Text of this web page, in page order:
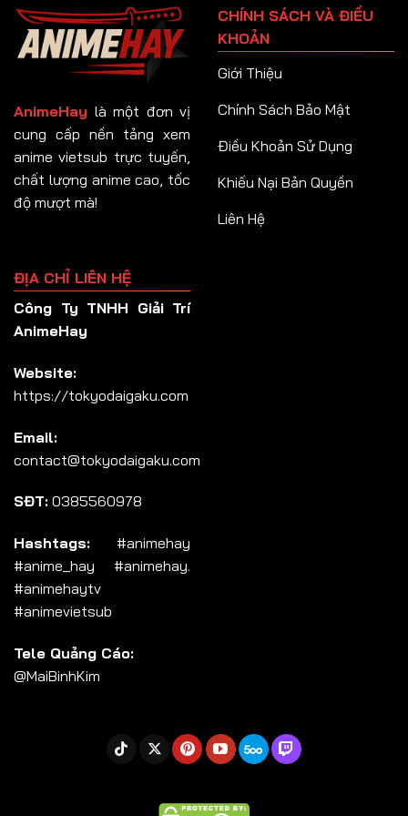
Tập 93
Tập 95
Tập 96
Tập 97
Tập 101
Tập 108
Tập 109
Tập 115
AnimeHay là một đơn vị
cung cấp nền tảng xem
anime vietsub trực tuyến,
chất lượng anime cao, tốc
độ mượt mà!
CHÍNH SÁCH VÀ ĐIỀU
KHOẢN
Giới Thiệu
Chính Sách Bảo Mật
Điều Khoản Sử Dụng
Khiếu Nại Bản Quyền
Liên Hệ
ĐỊA CHỈ LIÊN HỆ
Công Ty TNHH Giải Trí
AnimeHay
Website:
https://tokyodaigaku.com
Email:
contact@tokyodaigaku.com
SĐT: 0385560978
Hashtags: #animehay
#anime_hay #animehay.
#animehaytv
#animevietsub
Tele Quảng Cáo:
@MaiBinhKim